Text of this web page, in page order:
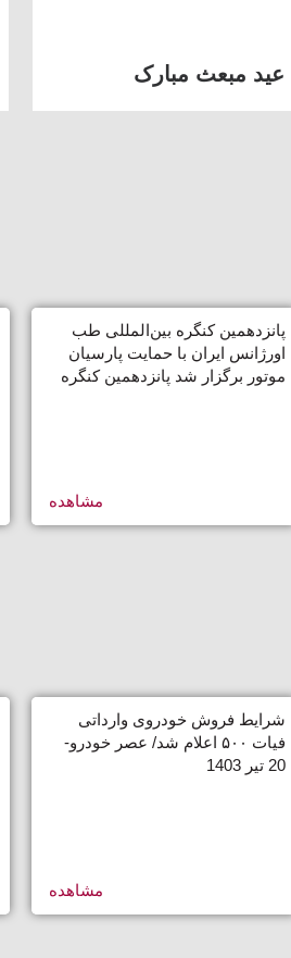
عید مبعث مبارک
پانزدهمین کنگره بین‌المللی طب
اورژانس ایران با حمایت پارسیان
موتور برگزار شد پانزدهمین کنگره
مشاهده
شرایط فروش خودروی وارداتی
فیات ۵۰۰ اعلام شد/ عصر خودرو-
20 تیر 1403
مشاهده